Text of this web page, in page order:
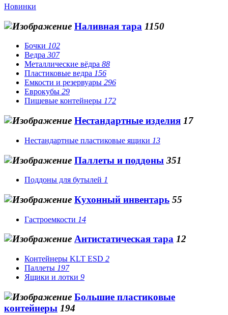
Новинки
Наливная тара 1150
Бочки 102
Ведра 307
Металлические вёдра 88
Пластиковые ведра 156
Емкости и резервуары 296
Еврокубы 29
Пищевые контейнеры 172
Нестандартные изделия 17
Нестандартные пластиковые ящики 13
Паллеты и поддоны 351
Поддоны для бутылей 1
Кухонный инвентарь 55
Гастроемкости 14
Антистатическая тара 12
Контейнеры KLT ESD 2
Паллеты 197
Ящики и лотки 9
Большие пластиковые
контейнеры 194